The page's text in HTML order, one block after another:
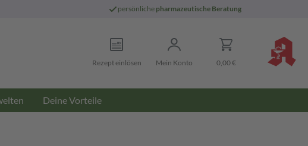
persönliche pharmazeutische Beratung
Rezept einlösen Mein Konto 0,00 €
Deine Vorteile